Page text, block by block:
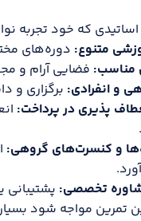
اساتیدی که خود تجربه
متنوع: دوره‌های
مناسب: فضایی آرام و
و انفرادی: برگزاری و
پذیری در پرداخت:
و کنسرت‌های گروهی:
تخصصی:
مواجه شود